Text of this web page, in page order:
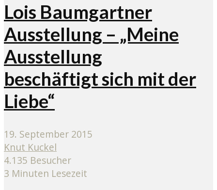
Lois Baumgartner
Ausstellung – „Meine
Ausstellung
beschäftigt sich mit der
Liebe“
19. September 2015
Knut Kuckel
4.135 Besucher
3 Minuten Lesezeit